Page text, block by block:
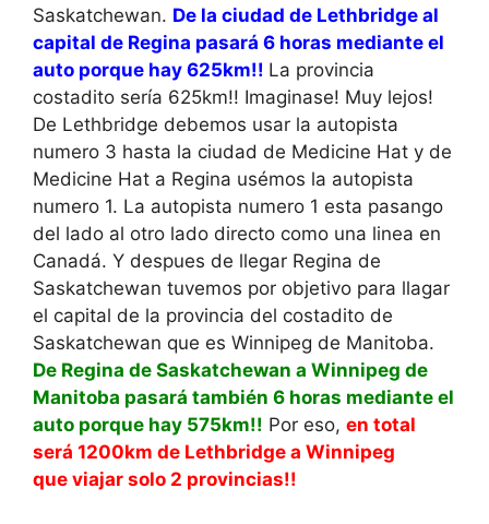
Saskatchewan. De la ciudad de Lethbridge al
capital de Regina pasará 6 horas mediante el
auto porque hay 625km!! La provincia
costadito sería 625km!! Imaginase! Muy lejos!
De Lethbridge debemos usar la autopista
numero 3 hasta la ciudad de Medicine Hat y de
Medicine Hat a Regina usémos la autopista
numero 1. La autopista numero 1 esta pasango
del lado al otro lado directo como una linea en
Canadá. Y despues de llegar Regina de
Saskatchewan tuvemos por objetivo para llagar
el capital de la provincia del costadito de
Saskatchewan que es Winnipeg de Manitoba.
De Regina de Saskatchewan a Winnipeg de
Manitoba pasará también 6 horas mediante el
auto porque hay 575km!! Por eso, en total
será 1200km de Lethbridge a Winnipeg
que viajar solo 2 provincias!!